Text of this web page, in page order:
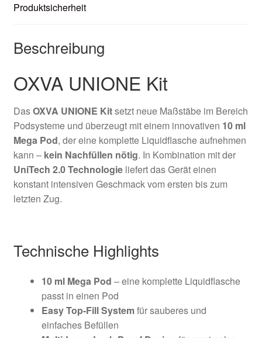
Produktsicherheit
Beschreibung
OXVA UNIONE Kit
DasOXVA UNIONE Kitsetzt neue Maßstäbe im Bereich
Podsysteme und überzeugt mit einem innovativen 10 ml
Mega Pod, der eine komplette Liquidflasche aufnehmen
kann – kein Nachfüllen nötig. In Kombination mit der
UniTech 2.0 Technologieliefert das Gerät einen
konstant intensiven Geschmack vom ersten bis zum
letzten Zug.
Technische Highlights
10 ml Mega Pod – eine komplette Liquidflasche
passt in einen Pod
Easy Top-Fill Systemfür sauberes und
einfaches Befüllen